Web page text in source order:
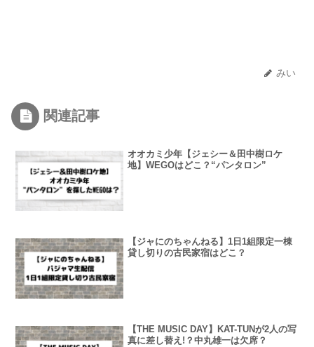
みい
関連記事
オオカミ少年【ジェシー＆田中樹ロケ
地】WEGOはどこ？“パンタロン”
【ジャにのちゃんねる】1日1組限定一棟
貸し切りの古民家宿はどこ？
【THE MUSIC DAY】KAT-TUNが2人の写
真に差し替え!？中丸雄一は欠席？